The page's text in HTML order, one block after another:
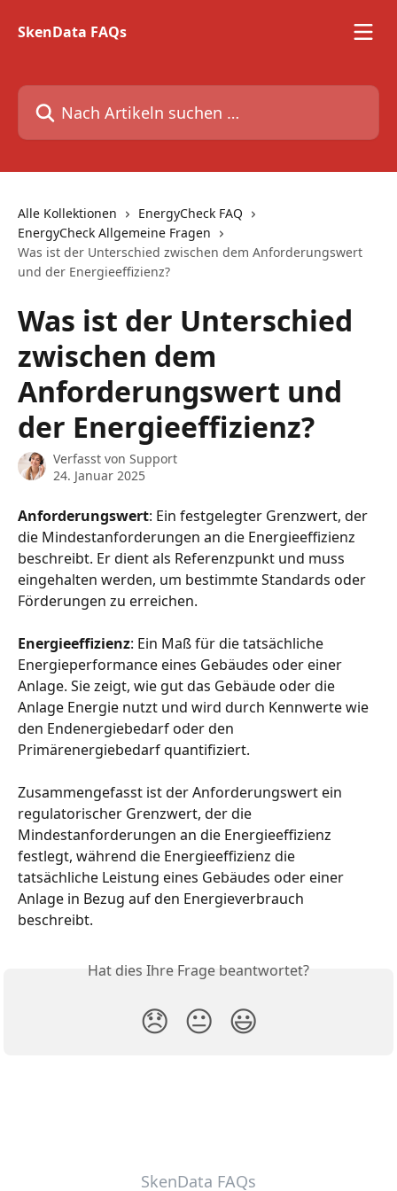
SkenData FAQs
Nach Artikeln suchen …
Alle Kollektionen
EnergyCheck FAQ
EnergyCheck Allgemeine Fragen
Was ist der Unterschied zwischen dem Anforderungswert
und der Energieeffizienz?
Was ist der Unterschied
zwischen dem
Anforderungswert und
der Energieeffizienz?
Verfasst von Support
24. Januar 2025
Anforderungswert: Ein festgelegter Grenzwert, der
die Mindestanforderungen an die Energieeffizienz
beschreibt. Er dient als Referenzpunkt und muss
eingehalten werden, um bestimmte Standards oder
Förderungen zu erreichen.
Energieeffizienz: Ein Maß für die tatsächliche
Energieperformance eines Gebäudes oder einer
Anlage. Sie zeigt, wie gut das Gebäude oder die
Anlage Energie nutzt und wird durch Kennwerte wie
den Endenergiebedarf oder den
Primärenergiebedarf quantifiziert.
Zusammengefasst ist der Anforderungswert ein
regulatorischer Grenzwert, der die
Mindestanforderungen an die Energieeffizienz
festlegt, während die Energieeffizienz die
tatsächliche Leistung eines Gebäudes oder einer
Anlage in Bezug auf den Energieverbrauch
beschreibt.
Hat dies Ihre Frage beantwortet?
😞 😐 😃
SkenData FAQs